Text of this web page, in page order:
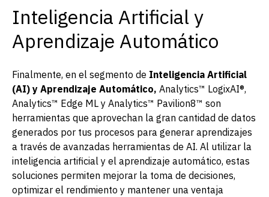
Inteligencia Artificial y
Aprendizaje Automático
Finalmente, en el segmento de Inteligencia Artificial
(AI) y Aprendizaje Automático, Analytics™ LogixAI®,
Analytics™ Edge ML y Analytics™ Pavilion8™ son
herramientas que aprovechan la gran cantidad de datos
generados por tus procesos para generar aprendizajes
a través de avanzadas herramientas de AI. Al utilizar la
inteligencia artificial y el aprendizaje automático, estas
soluciones permiten mejorar la toma de decisiones,
optimizar el rendimiento y mantener una ventaja